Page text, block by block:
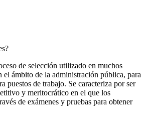
de selección utilizado en muchos
el ámbito de la administración pública, para
puestos de trabajo. Se caracteriza por ser
y meritocrático en el que los
de exámenes y pruebas para obtener